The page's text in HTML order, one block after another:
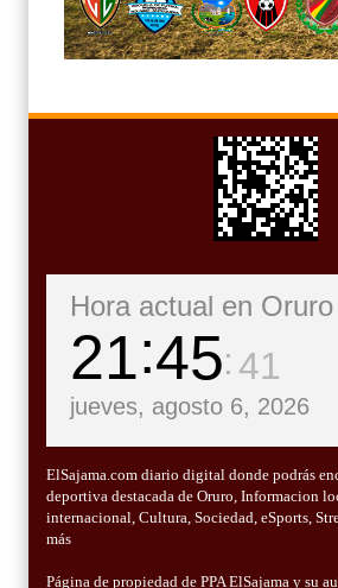
Hora actual en Oruro
21 45 43
jueves, agosto 6, 2026
ElSajama.com diario digital donde podrás
deportiva destacada de Oruro, Informacion
internacional, Cultura, Sociedad, eSports,
más
Página de propiedad de PPA ElSajama y su